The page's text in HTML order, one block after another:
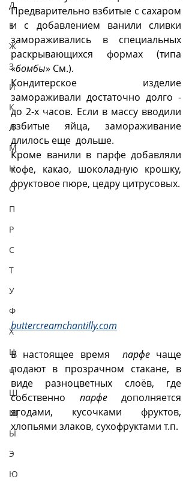
Д
Е
Ж
З
И
К
Л
М
Н
О
П
Р
С
Т
У
Ф
Х
Ц
Ч
Ш
Щ
Ы
Э
Ю
Предварительно взбитые с сахаром
и с добавлением ванили сливки
замораживались в специальных
раскрывающихся формах (типа
«бомбы» См.).
Кондитерское изделие
замораживали достаточно долго -
до 2-х часов. Если в массу вводили
взбитые яйца, замораживание
длилось еще  дольше.
Кроме ванили в парфе добавляли
кофе, какао, шоколадную крошку,
buttercreamchantilly.com
В настоящее время парфе чаще
подают в прозрачном стакане, в
виде разноцветных слоёв, где
собственно парфе дополняется
ягодами, кусочками фруктов,
хлопьями злаков, сухофруктами т.п.